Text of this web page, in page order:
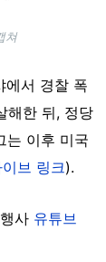
쳐
에서 경찰 폭
해한 뒤, 정당
는 이후 미국
브 링크).
사 유튜브